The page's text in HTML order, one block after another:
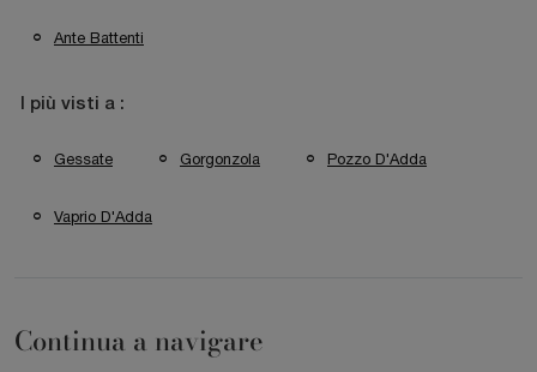
Ante Battenti
I più visti a :
Gessate Gorgonzola Pozzo D'Adda
Vaprio D'Adda
Continua a navigare